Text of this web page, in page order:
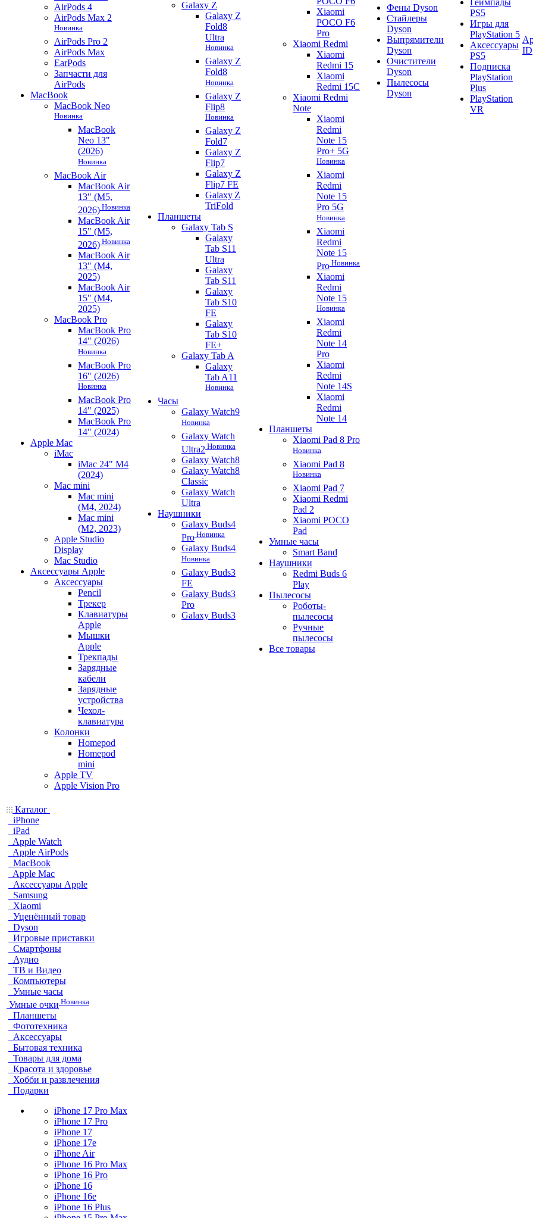
AirPods 4
AirPods Max 2
Новинка
AirPods Pro 2
AirPods Max
EarPods
Запчасти для
AirPods
MacBook
MacBook Neo
Новинка
MacBook
Neo 13"
(2026)
Новинка
MacBook Air
MacBook Air
13" (M5,
2026) Новинка
MacBook Air
15" (M5,
2026) Новинка
MacBook Air
13" (M4,
2025)
MacBook Air
15" (M4,
2025)
MacBook Pro
MacBook Pro
14" (2026)
Новинка
MacBook Pro
16" (2026)
Новинка
MacBook Pro
14" (2025)
MacBook Pro
14" (2024)
Apple Mac
iMac
iMac 24" M4
(2024)
Mac mini
Mac mini
(M4, 2024)
Mac mini
(M2, 2023)
Apple Studio
Display
Mac Studio
Аксессуары Apple
Аксессуары
Pencil
Трекер
Клавиатуры
Apple
Мышки
Apple
Трекпады
Зарядные
кабели
Зарядные
устройства
Чехол-
клавиатура
Колонки
Homepod
Homepod
mini
Apple TV
Apple Vision Pro
Galaxy Z
Galaxy Z
Fold8
Ultra
Новинка
Galaxy Z
Fold8
Новинка
Galaxy Z
Flip8
Новинка
Galaxy Z
Fold7
Galaxy Z
Flip7
Galaxy Z
Flip7 FE
Galaxy Z
TriFold
Планшеты
Galaxy Tab S
Galaxy
Tab S11
Ultra
Galaxy
Tab S11
Galaxy
Tab S10
FE
Galaxy
Tab S10
FE+
Galaxy Tab A
Galaxy
Tab A11
Новинка
Часы
Galaxy Watch9
Новинка
Galaxy Watch
Ultra2 Новинка
Galaxy Watch8
Galaxy Watch8
Classic
Galaxy Watch
Ultra
Наушники
Galaxy Buds4
Pro Новинка
Galaxy Buds4
Новинка
Galaxy Buds3
FE
Galaxy Buds3
Pro
Galaxy Buds3
Xiaomi
POCO F6
Pro
Xiaomi Redmi
Xiaomi
Redmi 15
Xiaomi
Redmi 15C
Xiaomi Redmi
Note
Xiaomi
Redmi
Note 15
Pro+ 5G
Новинка
Xiaomi
Redmi
Note 15
Pro 5G
Новинка
Xiaomi
Redmi
Note 15
Pro Новинка
Xiaomi
Redmi
Note 15
Новинка
Xiaomi
Redmi
Note 14
Pro
Xiaomi
Redmi
Note 14S
Xiaomi
Redmi
Note 14
Планшеты
Xiaomi Pad 8 Pro
Новинка
Xiaomi Pad 8
Новинка
Xiaomi Pad 7
Xiaomi Redmi
Pad 2
Xiaomi POCO
Pad
Умные часы
Smart Band
Наушники
Redmi Buds 6
Play
Пылесосы
Роботы-
пылесосы
Ручные
пылесосы
Все товары
Фены Dyson
Стайлеры
Dyson
Выпрямители
Dyson
Очистители
Dyson
Пылесосы
Dyson
Геймпады
PS5
Игры для
PlayStation 5
Аксессуары
PS5
Подписка
PlayStation
Plus
PlayStation
VR
ID
Каталог
iPhone
iPad
Apple Watch
Apple AirPods
MacBook
Apple Mac
Аксессуары Apple
Samsung
Xiaomi
Уценённый товар
Dyson
Игровые приставки
Смартфоны
Аудио
ТВ и Видео
Компьютеры
Умные часы
Умные очки Новинка
Планшеты
Фототехника
Аксессуары
Бытовая техника
Товары для дома
Красота и здоровье
Хобби и развлечения
Подарки
iPhone 17 Pro Max
iPhone 17 Pro
iPhone 17
iPhone 17e
iPhone Air
iPhone 16 Pro Max
iPhone 16 Pro
iPhone 16
iPhone 16e
iPhone 16 Plus